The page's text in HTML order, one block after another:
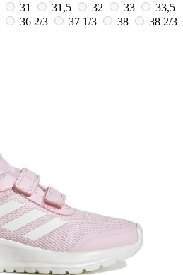
31 31,5 32 33
33,5
36 2/3 37 1/3 38
38 2/3